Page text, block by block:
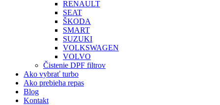
RENAULT
SEAT
ŠKODA
SMART
SUZUKI
VOLKSWAGEN
VOLVO
Čistenie DPF filtrov
Ako vybrať turbo
Ako prebieha repas
Blog
Kontakt